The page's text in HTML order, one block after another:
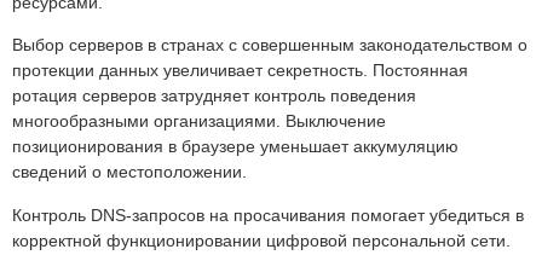
Выбор серверов в странах с совершенным законодательством о
протекции данных увеличивает секретность. Постоянная
ротация серверов затрудняет контроль поведения
многообразными организациями. Выключение
позиционирования в браузере уменьшает аккумуляцию
сведений о местоположении.
Контроль DNS-запросов на просачивания помогает убедиться в
корректной функционировании цифровой персональной сети.